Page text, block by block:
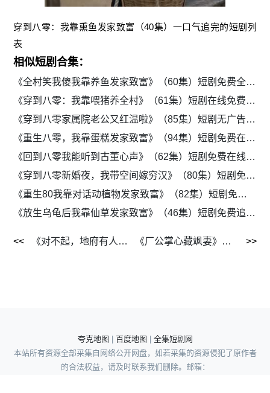
穿到八零：我靠熏鱼发家致富（40集）一口气追完的短剧列
表
相似短剧合集：
《全村笑我傻我靠养鱼发家致富》（60集）短剧免费全集在线看
《穿到八零：我靠喂猪养全村》（61集）短剧在线免费全集览
《穿到八零家属院老公又红温啦》（85集）短剧无广告免费全集
《重生八零，我靠蛋糕发家致富》（94集）短剧免费在线观看全集
《回到八零我能听到古董心声》（62集）短剧免费在线看全集
《穿到八零新婚夜，我带空间嫁穷汉》（80集）短剧免费高清看全集
《重生80我靠对话动植物发家致富》（82集）短剧免费无广告全集看
《放生乌龟后我靠仙草发家致富》（46集）短剧免费追剧无广告
《对不起，地府有人，死不了！》（77集）短剧全集流畅追剧 《厂公掌心藏飒妻》（74集）短剧免费全集在线播
夸克地图 百度地图
全集短剧网
本站所有资源全部采集自网络公开网盘，如若采集的资源侵犯了原作者
的合法权益，请及时联系我们删除。邮箱：